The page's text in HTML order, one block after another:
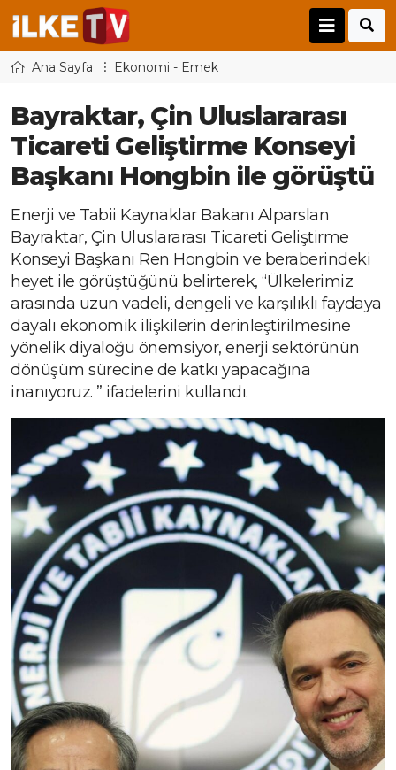
Ana Sayfa Ekonomi - Emek
Bayraktar, Çin Uluslararası
Ticareti Geliştirme Konseyi
Başkanı Hongbin ile görüştü
Enerji ve Tabii Kaynaklar Bakanı Alparslan
Bayraktar, Çin Uluslararası Ticareti Geliştirme
Konseyi Başkanı Ren Hongbin ve beraberindeki
heyet ile görüştüğünü belirterek, “Ülkelerimiz
arasında uzun vadeli, dengeli ve karşılıklı faydaya
dayalı ekonomik ilişkilerin derinleştirilmesine
yönelik diyaloğu önemsiyor, enerji sektörünün
dönüşüm sürecine de katkı yapacağına
inanıyoruz. ” ifadelerini kullandı.